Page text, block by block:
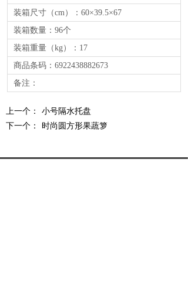
装箱尺寸（cm）：60×39.5×67
装箱数量：96个
装箱重量（kg）：17
商品条码：6922438882673
备注：
上一个：
小号隔水托盘
下一个：
时尚圆方形果蔬箩